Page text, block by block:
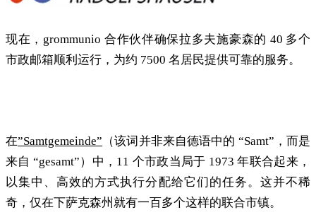
现在，grommunio 合作伙伴确保拉多夫施豪森的 40 多个
市政邮箱顺利运行，为约 7500 名居民提供可靠的服务。
在”Samtgemeinde” （该词并非来自德语中的 “Samt”，而是
来自 “gesamt”）中，11 个市政当局于 1973 年联合起来，
以集中、高效的方式执行分配给它们的任务。这并不稀
奇，仅在下萨克森州就有一百多个这样的联合市镇。